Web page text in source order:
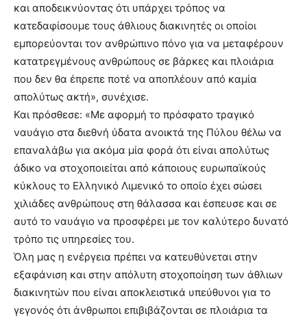
και αποδεικνύοντας ότι υπάρχει τρόπος να
κατεδαφίσουμε τους άθλιους διακινητές οι οποίοι
εμπορεύονται τον ανθρώπινο πόνο για να μεταφέρουν
κατατρεγμένους ανθρώπους σε βάρκες και πλοιάρια
που δεν θα έπρεπε ποτέ να αποπλέουν από καμία
απολύτως ακτή», συνέχισε.
Και πρόσθεσε: «Με αφορμή το πρόσφατο τραγικό
ναυάγιο στα διεθνή ύδατα ανοικτά της Πύλου θέλω να
επαναλάβω για ακόμα μία φορά ότι είναι απολύτως
άδικο να στοχοποιείται από κάποιους ευρωπαϊκούς
κύκλους το Ελληνικό Λιμενικό το οποίο έχει σώσει
χιλιάδες ανθρώπους στη θάλασσα και έσπευσε και σε
αυτό το ναυάγιο να προσφέρει με τον καλύτερο δυνατό
τρόπο τις υπηρεσίες του.
Όλη μας η ενέργεια πρέπει να κατευθύνεται στην
εξαφάνιση και στην απόλυτη στοχοποίηση των άθλιων
διακινητών που είναι αποκλειστικά υπεύθυνοι για το
γεγονός ότι άνθρωποι επιβιβάζονται σε πλοιάρια τα